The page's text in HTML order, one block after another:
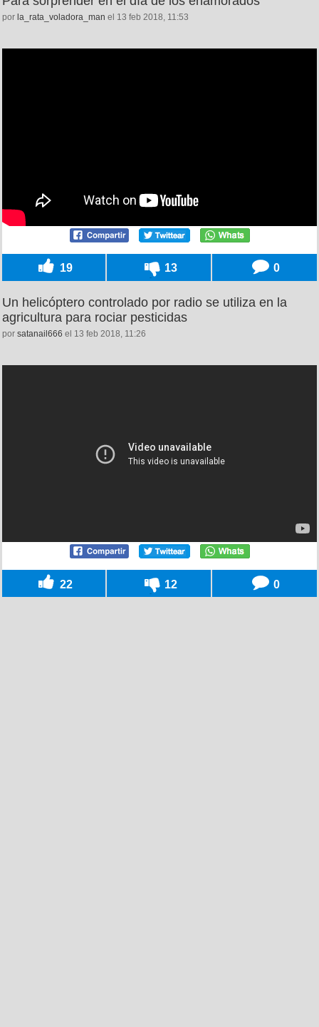
por la_rata_voladora_man el 13 feb 2018, 11:53
19 13 0
Un helicóptero controlado por radio se utiliza en la
agricultura para rociar pesticidas
por satanail666 el 13 feb 2018, 11:26
22 12 0